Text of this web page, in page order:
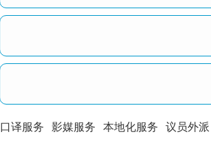
口译服务 影媒服务 本地化服务 议员外派